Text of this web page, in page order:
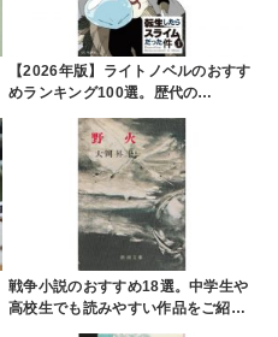
【2026年版】ライトノベルのおすす
めランキング100選。歴代の…
戦争小説のおすすめ18選。中学生や
高校生でも読みやすい作品をご紹…